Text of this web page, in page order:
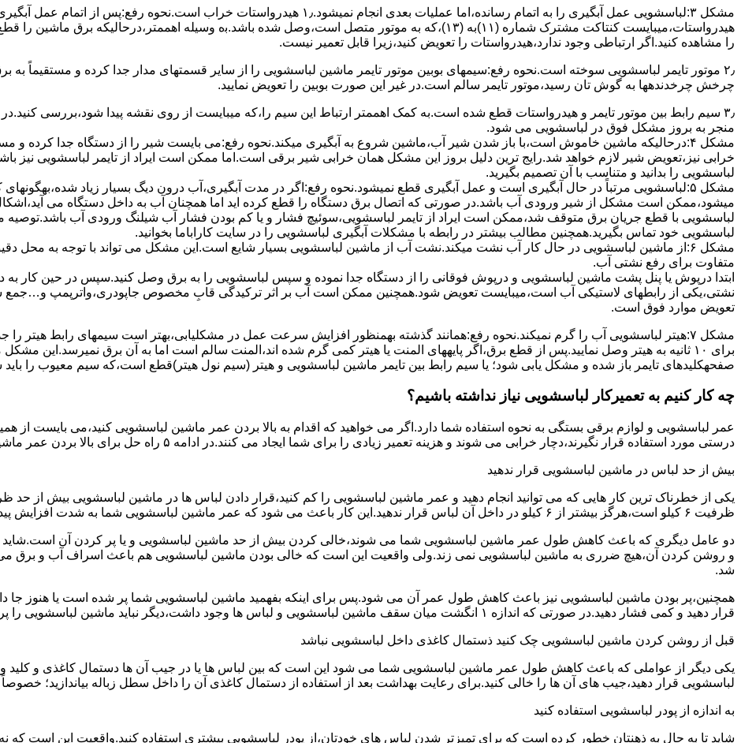
مشکل ۳:لباسشویی ﻋﻤﻞ آﺑﮕﯿﺮی را ﺑﻪ اﺗﻤﺎم رﺳﺎﻧﺪه،اﻣﺎ ﻋﻤﻠﯿﺎت ﺑﻌﺪی اﻧﺠﺎم نمیشود.۱٫ ﻫﯿﺪرواﺳﺘﺎت ﺧﺮاب اﺳﺖ.نحوه
ﻫﯿﺪرواﺳﺘﺎت،میبایست ﮐﻨﺘﺎﮐﺖ ﻣﺸﺘﺮک شماره (۱۱)به (۱۳)،ﮐﻪ ﺑﻪ ﻣﻮﺗﻮر ﻣﺘﺼﻞ اﺳﺖ،وﺻﻞ ﺷﺪه ﺑﺎﺷﺪ.ﺑه وسیله اهممتر،درحالیکه
را ﻣﺸﺎﻫﺪه کنید.اﮔﺮ ارﺗﺒﺎطی وجود ندارد،ﻫﯿﺪرواﺳﺘﺎت را ﺗﻌﻮﯾﺾ ﮐﻨﯿﺪ،زﯾﺮا قابل ﺗﻌﻤﯿﺮ نیست.
ﭼﺮﺧﺶ چرخدندهها به گوش تان رﺳﯿﺪ،ﻣﻮﺗﻮر ﺗﺎﯾﻤﺮ ﺳﺎﻟﻢ اﺳﺖ.در ﻏﯿﺮ اﯾﻦ ﺻﻮرت ﺑﻮﺑﯿﻦ را ﺗﻌﻮﯾﺾ ﻧﻤﺎﯾﯿﺪ.
۳٫ ﺳﯿﻢ راﺑﻂ ﺑﯿﻦ ﻣﻮﺗﻮر ﺗﺎﯾﻤﺮ و ﻫﯿﺪرواﺳﺘﺎت ﻗﻄﻊ ﺷﺪه اﺳﺖ.به کمک اهممتر ارﺗﺒﺎط اﯾﻦ ﺳﯿﻢ را،ﮐﻪ میبایست از روی ﻧﻘﺸﻪ ﭘﯿﺪا ﺷﻮد،بررسی
ﻣﻨﺠﺮ ﺑﻪ ﺑﺮوز مشکل ﻓﻮق در لباسشویی می شود.
مشکل ۴:درحالیکه ﻣﺎﺷﯿﻦ ﺧﺎﻣﻮش اﺳﺖ،ﺑﺎ ﺑﺎز ﺷﺪن ﺷﯿﺮ آب،ﻣﺎﺷﯿﻦ ﺷﺮوع ﺑﻪ آﺑﮕﯿﺮی میکند.نحوه رﻓﻊ:می بایست ﺷﯿﺮ را از دستگاه جدا کرده و
خرابی نیز،تعویض شیر لازم خواهد شد.رایج ترین دلیل بروز این مشکل همان خرابی شیر برقی است.اما ممکن است ایراد از تایمر لباسشویی نیز
لباسشویی را بدانید و متناسب با آن تصمیم بگیرید.
مشکل ۵:لباسشویی مرتباً در ﺣﺎل آﺑﮕﯿﺮی اﺳﺖ و ﻋﻤﻞ آﺑﮕﯿﺮی ﻗﻄﻊ نمیشود.نحوه رﻓﻊ:اﮔﺮ در ﻣﺪت آﺑﮕﯿﺮی،آب درون دﯾﮓ ﺑﺴﯿﺎر زﯾﺎد
میشود،ممکن است مشکل از شیر ورودی آب باشد.در صورتی که اتصال برق دستگاه را قطع کرده اید اما همچنان آب به داخل دستگاه می
لباسشویی با قطع جریان برق متوقف شد،ممکن است ایراد از تایمر لباسشویی،سوئیچ فشار و یا کم بودن فشار آب شیلنگ ورودی آب
لباسشویی خود تماس بگیرید.همچنین مطالب بیشتر در رابطه با مشکلات آبگیری لباسشویی را در سایت کاراباما بخوانید.
مشکل ۶:از ﻣﺎﺷﯿﻦ لباسشویی در ﺣﺎل ﮐﺎر آب ﻧﺸﺖ میکند.نشت آب از ماشین لباسشویی بسیار شایع است.این مشکل می تواند با توجه به محل
متفاوت برای رفع نشتی آب.
ابتدا درپوش یا پنل ﭘﺸﺖ ﻣﺎﺷﯿﻦ لباسشویی و درپوش ﻓﻮﻗﺎﻧﯽ را از دستگاه ﺟﺪا ﻧﻤﻮده و ﺳﭙﺲ لباسشویی را ﺑﻪ ﺑﺮق وصل ﮐﻨﯿﺪ.سپس در حین کار
نشتی،ﯾﮑﯽ از رابطهای ﻻﺳﺘﯿﮑﯽ آب اﺳﺖ،میبایست ﺗﻌﻮﯾﺾ شود.همچنین ﻣﻤﮑﻦ اﺳﺖ آب بر اثر ﺗﺮﮐﯿﺪﮔﯽ قابِ ﻣﺨﺼﻮص ﺟﺎﭘﻮدری،واترپمپ و…جمع
ﺗﻌﻮﯾﺾ ﻣﻮارد ﻓﻮق اﺳﺖ.
برای ۱۰ ﺛﺎﻧﯿﻪ ﺑﻪ ﻫﯿﺘﺮ وصل نمایید.ﭘﺲ از ﻗﻄﻊ ﺑﺮق،اﮔﺮ پایههای اﻟﻤﻨﺖ یا هیتر کمی ﮔﺮم ﺷﺪه اند،اﻟﻤﻨﺖ ﺳﺎﻟﻢ است اما ﺑﻪ آن ﺑﺮق نمیرسد.اﯾﻦ
صفحهکلیدهای ﺗﺎﯾﻤﺮ باز شده و مشکل یابی شود؛ ﯾﺎ ﺳﯿﻢ راﺑﻂ ﺑﯿﻦ ﺗﺎﯾﻤﺮ ماشین لباسشویی و ﻫﯿﺘﺮ (سیم ﻧﻮل ﻫﯿﺘﺮ)ﻗﻄﻊ اﺳﺖ،ﮐﻪ ﺳﯿﻢ ﻣﻌﯿﻮب را
چه کار کنیم به تعمیرکار لباسشویی نیاز نداشته باشیم؟
عمر لباسشویی و لوازم برقی بستگی به نحوه استفاده شما دارد.اگر می خواهید که اقدام به بالا بردن عمر ماشین لباسشویی کنید،می بایست از
درستی مورد استفاده قرار نگیرند،دچار خرابی می شوند و هزینه تعمیر زیادی را برای شما ایجاد می کنند.در ادامه ۵ راه حل برای بالا بردن عمر ماشین لباسشویی را ذکر می کنیم.
بیش از حد لباس در ماشین لباسشویی قرار ندهید
یکی از خطرناک ترین کار هایی که می توانید انجام دهید و عمر ماشین لباسشویی را کم کنید،قرار دادن لباس ها در ماشین لباسشویی بیش از
ظرفیت ۶ کیلو است،هرگز بیشتر از ۶ کیلو در داخل آن لباس قرار ندهید.این کار باعث می شود که عمر ماشین لباسشویی شما به شدت افزایش پیدا کند.
دو عامل دیگری که باعث کاهش طول عمر ماشین لباسشویی شما می شوند،خالی کردن بیش از حد ماشین لباسشویی و یا پر کردن آن است.شاید
و روشن کردن آن،هیچ ضرری به ماشین لباسشویی نمی زند.ولی واقعیت این است که خالی بودن ماشین لباسشویی هم باعث اسراف آب و
شد.
همچنین،پر بودن ماشین لباسشویی نیز باعث کاهش طول عمر آن می شود.پس برای اینکه بفهمید ماشین لباسشویی شما پر شده است یا هنوز جا
قرار دهید و کمی فشار دهید.در صورتی که اندازه ۱ انگشت میان سقف ماشین لباسشویی و لباس ها وجود داشت،دیگر نباید ماشین لباسشویی را پر کنید.
قبل از روشن کردن ماشین لباسشویی چک کنید ذستمال کاغذی داخل لباسشویی نباشد
یکی دیگر از عواملی که باعث کاهش طول عمر ماشین لباسشویی شما می شود این است که بین لباس ها یا در جیب آن ها دستمال کاغذی و کلید
لباسشویی قرار دهید،جیب های آن ها را خالی کنید.برای رعایت بهداشت بعد از استفاده از دستمال کاغذی آن را داخل سطل زباله بیاندازید؛
به اندازه از پودر لباسشویی استفاده کنید
شاید تا به حال به ذهنتان خطور کرده است که برای تمیزتر شدن لباس های خودتان،از پودر لباسشویی بیشتری استفاده کنید.واقعیت این است که